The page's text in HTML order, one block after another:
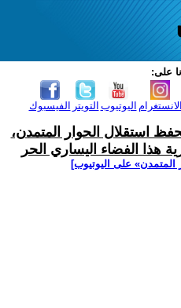
على:
الفيسبوك التويتر اليوتيوب الانستغرام
استقلال الحوار المتمدن،
هذا الفضاء اليساري الحر
المتمدن» على اليوتيوب]